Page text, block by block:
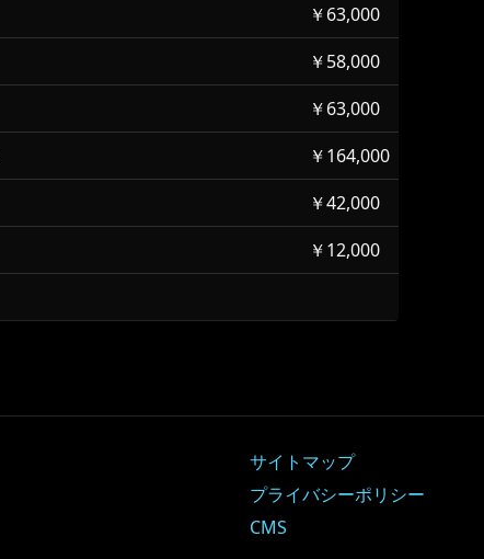
￥63,000
￥58,000
￥63,000
￥164,000
￥42,000
￥12,000
サイトマップ
プライバシーポリシー
CMS